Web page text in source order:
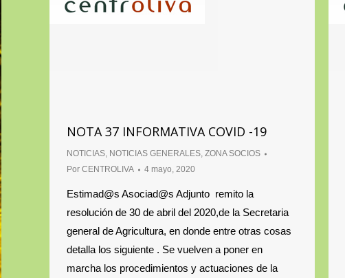
NOTA 37 INFORMATIVA COVID -19
NOTICIAS, NOTICIAS GENERALES, ZONA SOCIOS
Por CENTROLIVA 4 mayo, 2020
Estimad@s Asociad@s Adjunto remito la
resolución de 30 de abril del 2020,de la Secretaria
general de Agricultura, en donde entre otras cosas
detalla los siguiente . Se vuelven a poner en
marcha los procedimientos y actuaciones de la